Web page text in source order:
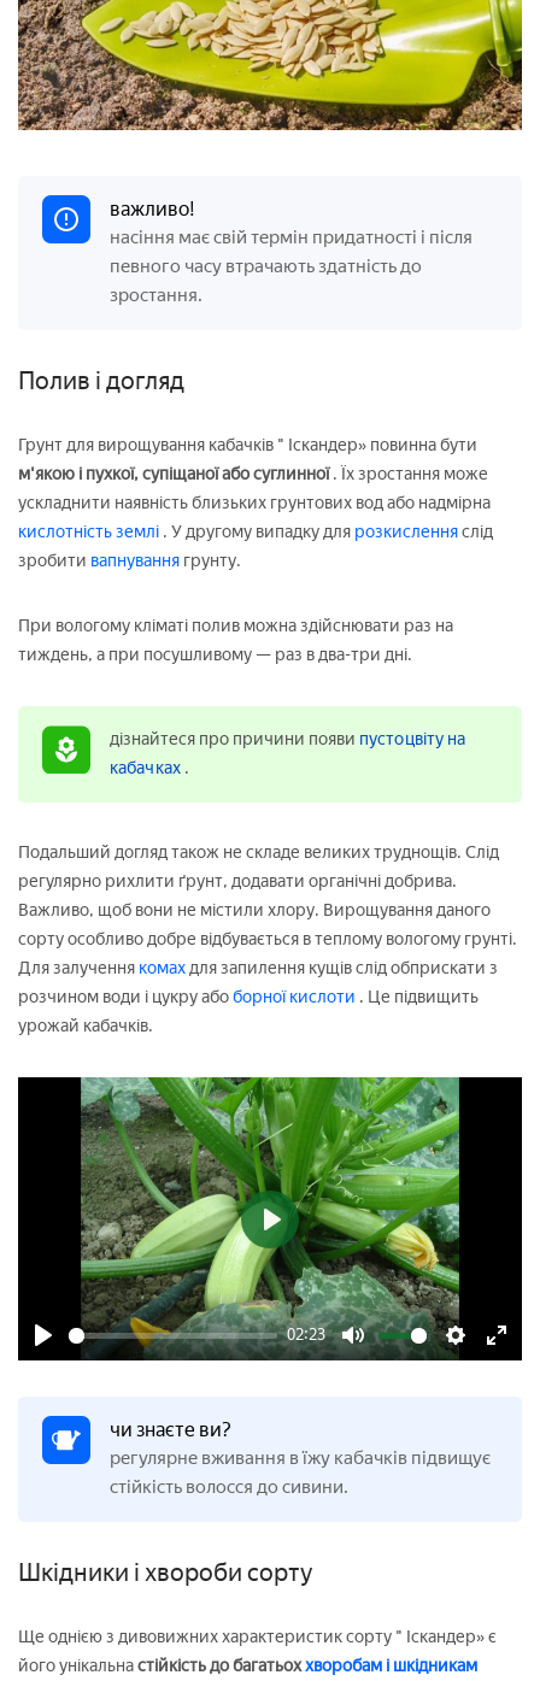
важливо!
насіння має свій термін придатності і після
певного часу втрачають здатність до
зростання.
Полив і догляд
Грунт для вирощування кабачків " Іскандер» повинна бути
м'якою і пухкої, супіщаної або суглинної. Їх зростання може
ускладнити наявність близьких грунтових вод або надмірна
кислотність землі . У другому випадку для розкисленняслід
зробити вапнування грунту.
При вологому кліматі полив можна здійснювати раз на
тиждень, а при посушливому — раз в два-три дні.
дізнайтеся про причини появи пустоцвіту на
кабачках .
Подальший догляд також не складе великих труднощів. Слід
регулярно рихлити ґрунт, додавати органічні добрива.
Важливо, щоб вони не містили хлору. Вирощування даного
сорту особливо добре відбувається в теплому вологому грунті.
Для залучення комахдля запилення кущів слід обприскати з
розчином води і цукру абоборної кислоти . Це підвищить
урожай кабачків.
Play
02:23
Mute Settings
Enter
Play
чи знаєте ви?
регулярне вживання в їжу кабачків підвищує
стійкість волосся до сивини.
Шкідники і хвороби сорту
Ще однією з дивовижних характеристик сорту " Іскандер» є
його унікальнастійкість до багатьоххворобам і шкідникам